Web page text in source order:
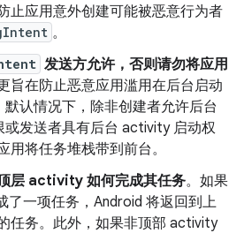
止应用意外创建可能被恶意行为者
。
发送方允许，否则请勿将应用
旨在防止恶意应用滥用在后台启动
认情况下，除非创建者允许后台
发送者具有后台 activity 启动权
用将任务堆栈带到前台。
层 activity 如何完成其任务。如果
了一项任务，Android 将返回到上
任务。此外，如果非顶部 activity